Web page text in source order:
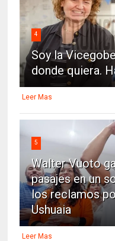
4
Soy la
donde quiera.
Leer Mas
5
Walter Vuoto
pasajes en un
los reclamos
Ushuaia
Leer Mas